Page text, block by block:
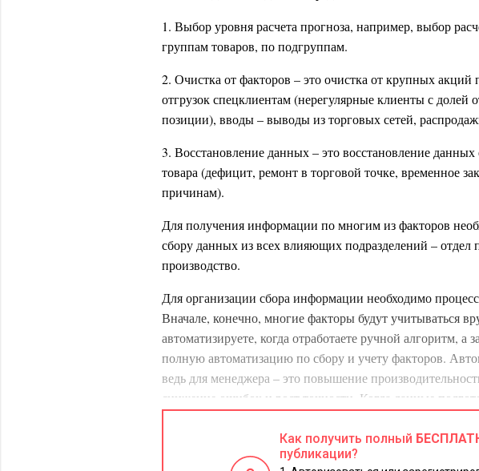
1. Выбор уровня расчета прогноза, например, выбор
группам товаров, по подгруппам.
2. Очистка от факторов – это очистка от крупных
отгрузок спецклиентам (нерегулярные клиенты с долей
позиции), вводы – выводы из торговых сетей,
3. Восстановление данных – это восстановление
товара (дефицит, ремонт в торговой точке, временное
причинам).
Для получения информации по многим из факторов
сбору данных из всех влияющих подразделений – отдел
производство.
Для организации сбора информации необходимо
Вначале, конечно, многие факторы будут учитываться
автоматизируете, когда отработаете ручной алгоритм, а
полную автоматизацию по сбору и учету факторов.
ведь для менеджера – это повышение
снижение ошибок и рост точности. Когда данные
Второй этап. Выбор модели прогноза
Как получить полный
публикации?